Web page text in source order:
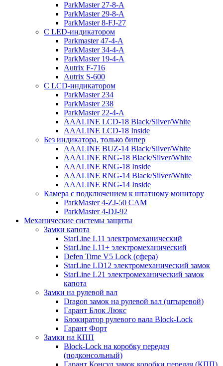
ParkMaster 27-8-A
ParkMaster 29-8-A
ParkMaster 8-FJ-27
С LED-индикатором
Parkmaster 47-4-A
ParkMaster 34-4-A
ParkMaster 19-4-A
Autrix F-716
Autrix S-600
С LCD-индикатором
ParkMaster 234
ParkMaster 238
ParkMaster 22-4-A
AAALINE LCD-18 Black/Silver/White
AAALINE LCD-18 Inside
Без индикатора, только бипер
AAALINE BUZ-14 Black/Silver/White
AAALINE RNG-18 Black/Silver/White
AAALINE RNG-18 Inside
AAALINE RNG-14 Black/Silver/White
AAALINE RNG-14 Inside
Камера с подключением к штатному монитору
ParkMaster 4-ZJ-50 CAM
ParkMaster 4-DJ-92
Механические системы защиты
Замки капота
StarLine L11 электромеханический
StarLine L11+ электромеханический
Defen Time V5 Lock (сфера)
StarLine LD12 электромеханический замок
StarLine L21 электромеханический замок
капота
Замки на рулевой вал
Dragon замок на рулевой вал (штыревой)
Гарант Блок Люкс
Блокиратор рулевого вала Block-Lock
Гарант Форт
Замки на КПП
Block-Lock на коробку передач
(подконсольный)
Гарант Консул замок коробки передач (КПП)